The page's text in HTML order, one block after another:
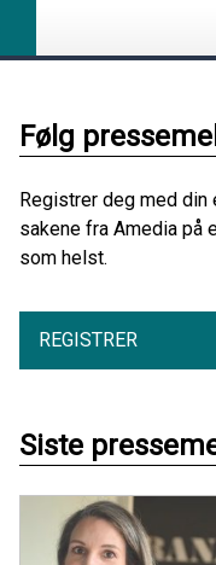
Følg
Registrer deg med
sakene fra Amedia på
som helst.
REGISTRER
Siste